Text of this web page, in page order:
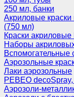
250 мл, банки
Акриловые
(750 мл)
Краски
Наборы
Вспомогательные
Аэрозольные
Лаки аэрозольные
PEBEO decoSpray,
Аэрозоли-